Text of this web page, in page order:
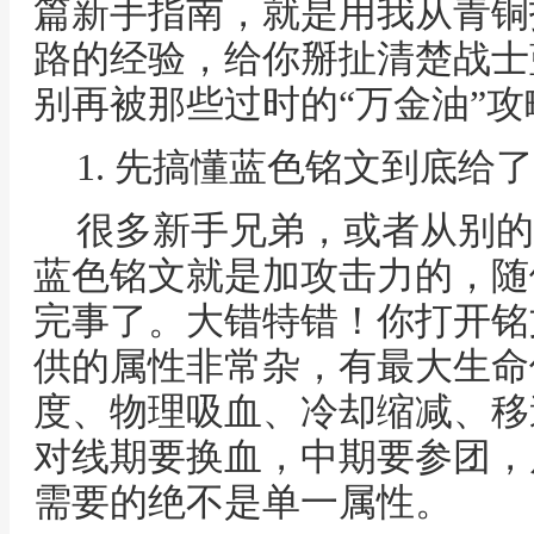
篇新手指南，就是用我从青
路的经验，给你掰扯清楚战
别再被那些过时的“万金油”
1. 先搞懂蓝色铭文到底给
很多新手兄弟，或者从别
蓝色铭文就是加攻击力的，
完事了。大错特错！你打开
供的属性非常杂，有最大生
度、物理吸血、冷却缩减、
对线期要换血，中期要参团
需要的绝不是单一属性。